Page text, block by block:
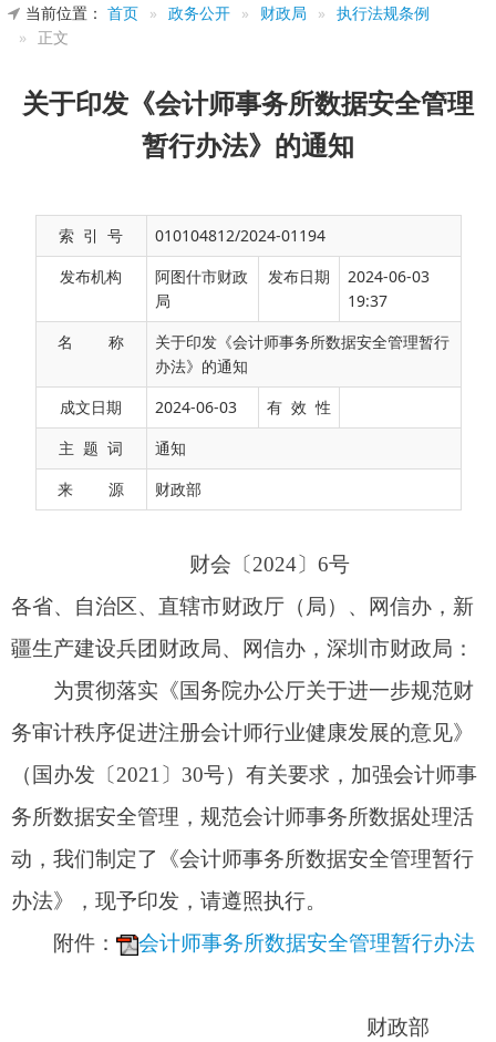
当前位置： 首页 » 政务公开 » 财政局 » 执行法规条例
»
正文
关于印发《会计师事务所数据安全管理
暂行办法》的通知
索 引 号
010104812/2024-01194
发布机构
阿图什市财政
局
发布日期
2024-06-03
19:37
名 称
关于印发《会计师事务所数据安全管理暂行
办法》的通知
成文日期
2024-06-03
有 效 性
主 题 词
通知
来 源
财政部
财会〔2024〕6号
各省、自治区、直辖市财政厅（局）、网信办，新
疆生产建设兵团财政局、网信办，深圳市财政局：
为贯彻落实《国务院办公厅关于进一步规范财
（国办发〔2021〕30号）有关要求，加强会计师事
动，我们制定了《会计师事务所数据安全管理暂行
办法》，现予印发，请遵照执行。
附件：
会计师事务所数据安全管理暂行办法
财政部
国家互联网信息办
公室
2024年4月15日